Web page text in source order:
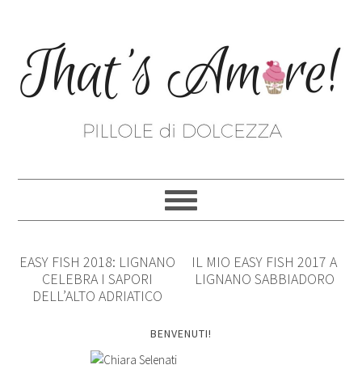
EASY FISH 2018: LIGNANO
CELEBRA I SAPORI
DELL’ALTO ADRIATICO
IL MIO EASY FISH 2017 A
LIGNANO SABBIADORO
BENVENUTI!